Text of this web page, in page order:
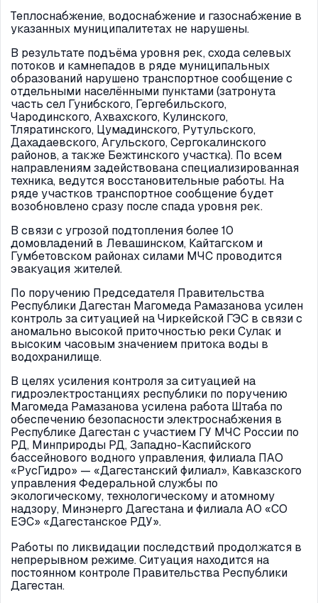
Теплоснабжение, водоснабжение и газоснабжение в
указанных муниципалитетах не нарушены.
В результате подъёма уровня рек, схода селевых
потоков и камнепадов в ряде муниципальных
образований нарушено транспортное сообщение с
отдельными населёнными пунктами (затронута
часть сел Гунибского, Гергебильского,
Чародинского, Ахвахского, Кулинского,
Тляратинского, Цумадинского, Рутульского,
Дахадаевского, Агульского, Сергокалинского
районов, а также Бежтинского участка). По всем
направлениям задействована специализированная
техника, ведутся восстановительные работы. На
ряде участков транспортное сообщение будет
возобновлено сразу после спада уровня рек.
В связи с угрозой подтопления более 10
домовладений в Левашинском, Кайтагском и
Гумбетовском районах силами МЧС проводится
эвакуация жителей.
По поручению Председателя Правительства
Республики Дагестан Магомеда Рамазанова усилен
контроль за ситуацией на Чиркейской ГЭС в связи с
аномально высокой приточностью реки Сулак и
высоким часовым значением притока воды в
водохранилище.
В целях усиления контроля за ситуацией на
гидроэлектростанциях республики по поручению
Магомеда Рамазанова усилена работа Штаба по
обеспечению безопасности электроснабжения в
Республике Дагестан с участием ГУ МЧС России по
РД, Минприроды РД, Западно-Каспийского
бассейнового водного управления, филиала ПАО
«РусГидро» — «Дагестанский филиал», Кавказского
управления Федеральной службы по
экологическому, технологическому и атомному
надзору, Минэнерго Дагестана и филиала АО «СО
ЕЭС» «Дагестанское РДУ».
Работы по ликвидации последствий продолжатся в
непрерывном режиме. Ситуация находится на
постоянном контроле Правительства Республики
Дагестан.